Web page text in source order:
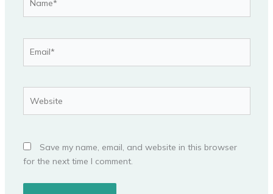
Save my name, email, and website in this browser
for the next time I comment.